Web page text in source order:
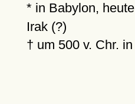
* in Babylon, heute
Irak (?)
† um 500 v. Chr. in